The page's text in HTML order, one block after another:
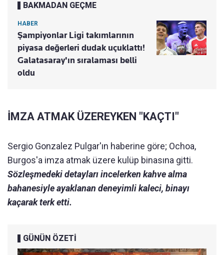
BAKMADAN GEÇME
HABER
Şampiyonlar Ligi takımlarının
piyasa değerleri dudak uçuklattı!
Galatasaray'ın sıralaması belli
oldu
İMZA ATMAK ÜZEREYKEN "KAÇTI"
Sergio Gonzalez Pulgar'ın haberine göre; Ochoa,
Burgos'a imza atmak üzere kulüp binasına gitti.
Sözleşmedeki detayları incelerken kahve alma
bahanesiyle ayaklanan deneyimli kaleci, binayı
kaçarak terk etti.
GÜNÜN ÖZETİ